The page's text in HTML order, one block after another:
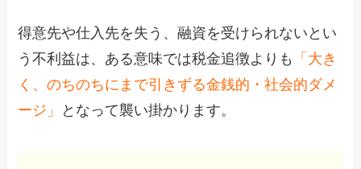
得意先や仕入先を失う、融資を受けられないとい
う不利益は、ある意味では税金追徴よりも
「大き
く、のちのちにまで引きずる金銭的・社会的ダメ
ージ」
となって襲い掛かります。